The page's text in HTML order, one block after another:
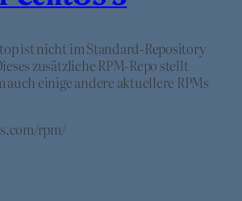
ist nicht im Standard-Repository
zusätzliche RPM-Repo stellt
auch einige andere aktuellere RPMs
rpm/